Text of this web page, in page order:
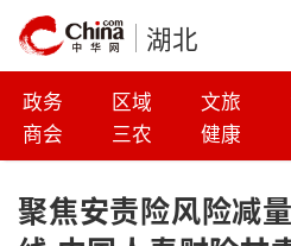
湖北
政务 区域 文旅
商会
三农 健康
聚焦安责险风险减